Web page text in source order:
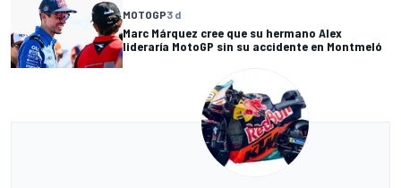
MOTOGP3 d
Marc Márquez cree que su hermano Alex
lideraría MotoGP sin su accidente en Montmeló